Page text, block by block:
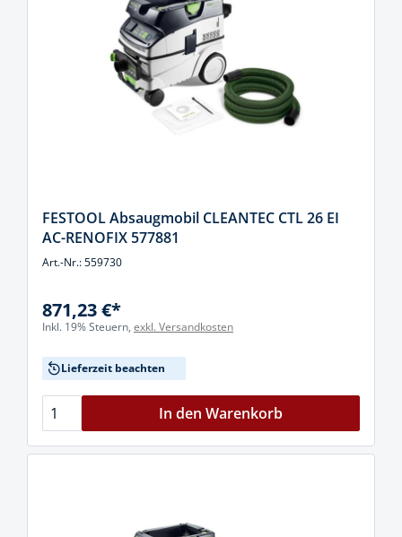
FESTOOL Absaugmobil CLEANTEC CTL 26 EI
AC-RENOFIX 577881
Art.-Nr.: 559730
871,23 €*
Inkl. 19% Steuern, exkl. Versandkosten
Lieferzeit beachten
In den Warenkorb